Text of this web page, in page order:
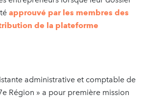
approuvé par les membres des
de la plateforme
administrative et comptable de
Région » a pour première mission